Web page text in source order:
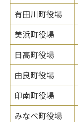
有田川町役場
美浜町役場
日高町役場
由良町役場
印南町役場
みなべ町役場